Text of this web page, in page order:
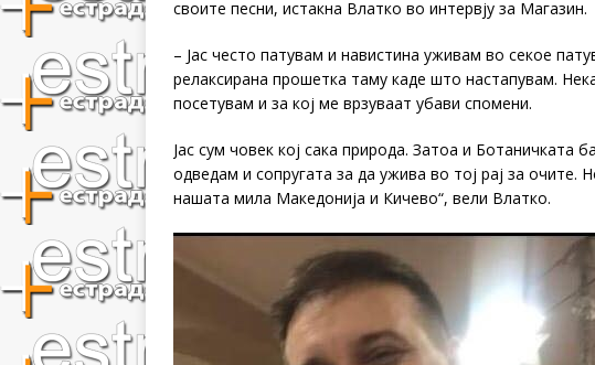
своите песни, истакнa Влатко во интервју за Магазин.
– Јас често патувам и навистина уживам во секое
релаксирана прошетка таму каде што настапувам.
посетувам и за кој ме врзуваат убави спомени.
Јас сум човек кој сака природа. Затоа и Ботаничката
одведам и сопругата за да ужива во тој рај за очите.
нашата мила Македонија и Кичево“, вели Влатко.